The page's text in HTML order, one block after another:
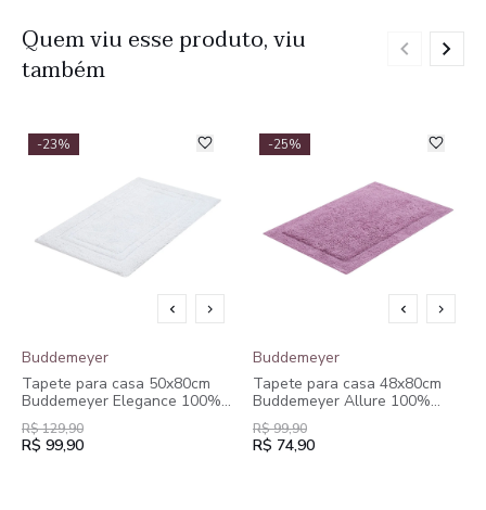
Quem viu esse produto, viu
também
-23%
Buddemeyer
Tapete para casa 50x80cm
Buddemeyer Elegance 100%
Algodão Branco
R$ 129,90
R$ 99,90
-25%
Buddemeyer
Tapete para casa 48x80cm
Buddemeyer Allure 100%
Algodão Branco
R$ 99,90
R$ 74,90